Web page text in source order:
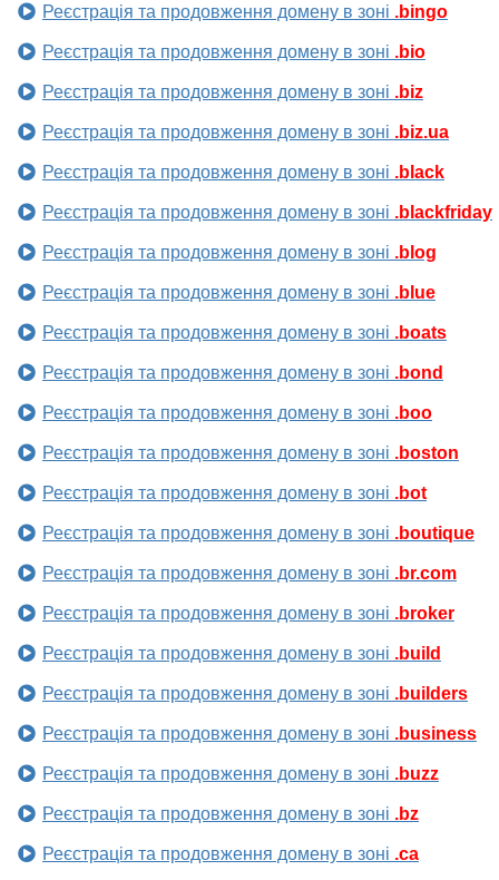
Реєстрація та продовження домену в зоні .bingo
Реєстрація та продовження домену в зоні .bio
Реєстрація та продовження домену в зоні .biz
Реєстрація та продовження домену в зоні .biz.ua
Реєстрація та продовження домену в зоні .black
Реєстрація та продовження домену в зоні .blackfriday
Реєстрація та продовження домену в зоні .blog
Реєстрація та продовження домену в зоні .blue
Реєстрація та продовження домену в зоні .boats
Реєстрація та продовження домену в зоні .bond
Реєстрація та продовження домену в зоні .boo
Реєстрація та продовження домену в зоні .boston
Реєстрація та продовження домену в зоні .bot
Реєстрація та продовження домену в зоні .boutique
Реєстрація та продовження домену в зоні .br.com
Реєстрація та продовження домену в зоні .broker
Реєстрація та продовження домену в зоні .build
Реєстрація та продовження домену в зоні .builders
Реєстрація та продовження домену в зоні .business
Реєстрація та продовження домену в зоні .buzz
Реєстрація та продовження домену в зоні .bz
Реєстрація та продовження домену в зоні .ca